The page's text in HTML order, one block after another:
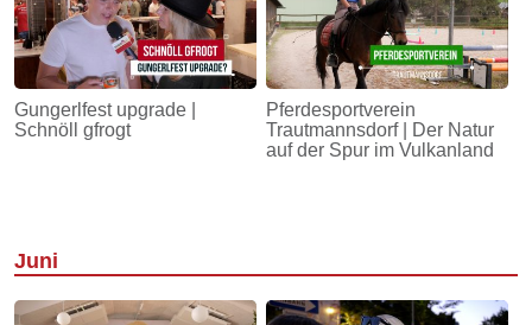
Gungerlfest upgrade |
Schnöll gfrogt
Pferdesportverein
Trautmannsdorf | Der Natur
auf der Spur im Vulkanland
Juni